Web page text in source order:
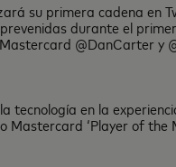
su primera cadena en
durante el
@DanCarter y
tecnología en la
Mastercard ‘Player of